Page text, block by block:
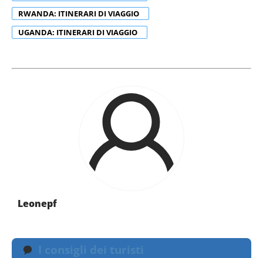
RWANDA: ITINERARI DI VIAGGIO
UGANDA: ITINERARI DI VIAGGIO
Leonepf
I consigli dei turisti